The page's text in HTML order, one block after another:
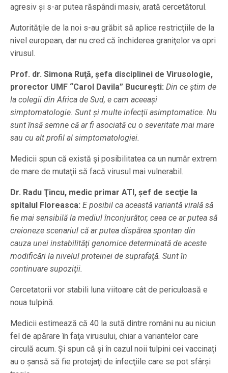
agresiv şi s-ar putea răspândi masiv, arată cercetătorul.
Autorităţile de la noi s-au grăbit să aplice restricţiile de la
nivel european, dar nu cred că închiderea graniţelor va opri
virusul.
Prof. dr. Simona Ruţă, şefa disciplinei de Virusologie,
prorector UMF “Carol Davila” Bucureşti: Din ce ştim de
la colegii din Africa de Sud, e cam aceeaşi
simptomatologie. Sunt şi multe infecţii asimptomatice. Nu
sunt însă semne că ar fi asociată cu o severitate mai mare
sau cu alt profil al simptomatologiei.
Medicii spun că există şi posibilitatea ca un număr extrem
de mare de mutaţii să facă virusul mai vulnerabil.
Dr. Radu Ţincu, medic primar ATI, şef de secţie la
spitalul Floreasca: E posibil ca această variantă virală să
fie mai sensibilă la mediul înconjurător, ceea ce ar putea să
creioneze scenariul că ar putea dispărea spontan din
cauza unei instabilităţi genomice determinată de aceste
modificări la nivelul proteinei de suprafaţă. Sunt în
continuare supoziţii.
Cercetatorii vor stabili luna viitoare cât de periculoasă e
noua tulpină.
Medicii estimează că 40 la sută dintre români nu au niciun
fel de apărare în faţa virusului, chiar a variantelor care
circulă acum. Şi spun că şi în cazul noii tulpini cei vaccinaţi
au o şansă să fie protejaţi de infecţiile care se pot sfârşi